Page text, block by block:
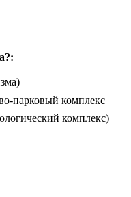
парковый комплекс
комплекс)